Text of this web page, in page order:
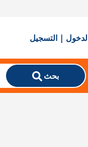
| التسجيل
بحث